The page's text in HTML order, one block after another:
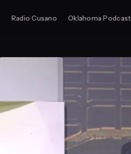
Radio Cusano Oklahoma Podcast